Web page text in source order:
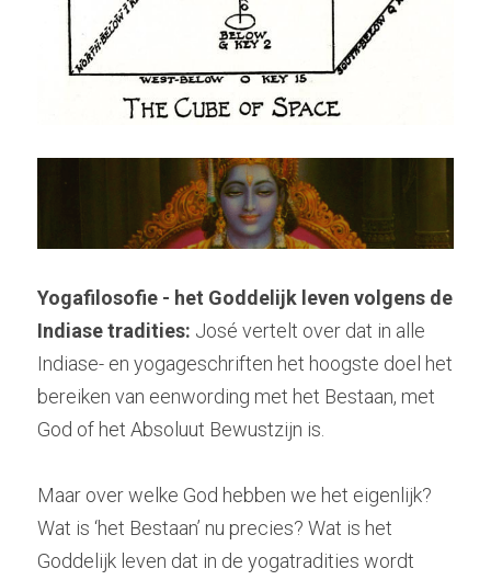
Yogafilosofie - het Goddelijk leven volgens de
Indiase tradities: José vertelt over dat in alle
Indiase- en yogageschriften het hoogste doel het
bereiken van eenwording met het Bestaan, met
God of het Absoluut Bewustzijn is.
Maar over welke God hebben we het eigenlijk?
Wat is ‘het Bestaan’ nu precies? Wat is het
Goddelijk leven dat in de yogatradities wordt